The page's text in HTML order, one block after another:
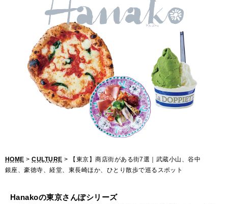
あ
る
街
HOME >CULTURE > 【東京】商店街がある街7選｜武蔵小山、谷中
銀座、豪徳寺、経堂、東長崎ほか、ひとり散歩で巡るスポット
Hanakoの東京さんぽシリーズ